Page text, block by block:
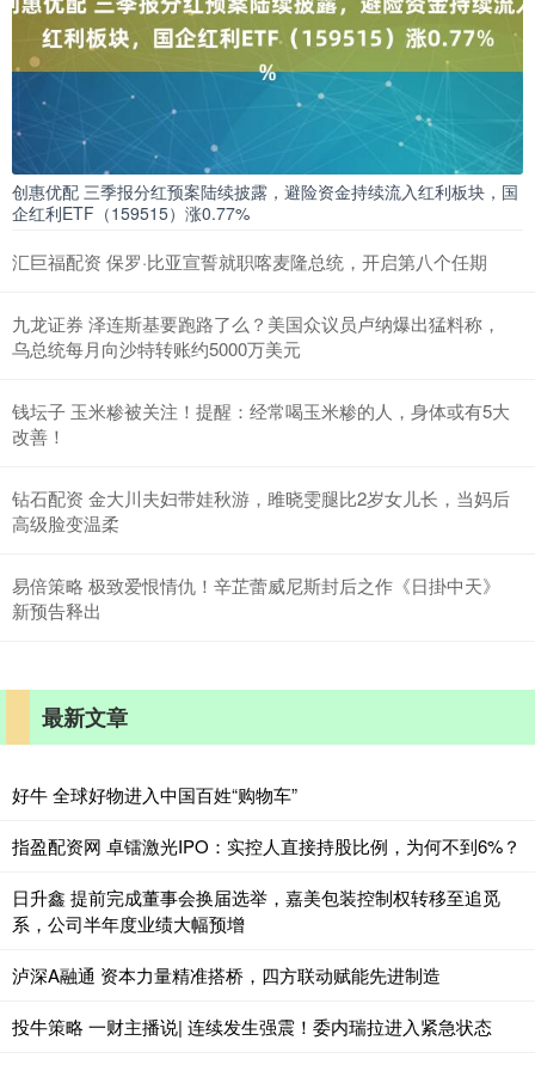
创惠优配 三季报分红预案陆续披露，避险资金持续流入红利板块，国
企红利ETF（159515）涨0.77%
汇巨福配资 保罗·比亚宣誓就职喀麦隆总统，开启第八个任期
九龙证券 泽连斯基要跑路了么？美国众议员卢纳爆出猛料称，
乌总统每月向沙特转账约5000万美元
钱坛子 玉米糁被关注！提醒：经常喝玉米糁的人，身体或有5大
改善！
钻石配资 金大川夫妇带娃秋游，雎晓雯腿比2岁女儿长，当妈后
高级脸变温柔
易倍策略 极致爱恨情仇！辛芷蕾威尼斯封后之作《日掛中天》
新预告释出
最新文章
好牛 全球好物进入中国百姓“购物车”
指盈配资网 卓镭激光IPO：实控人直接持股比例，为何不到6%？
日升鑫 提前完成董事会换届选举，嘉美包装控制权转移至追觅
系，公司半年度业绩大幅预增
泸深A融通 资本力量精准搭桥，四方联动赋能先进制造
投牛策略 一财主播说| 连续发生强震！委内瑞拉进入紧急状态